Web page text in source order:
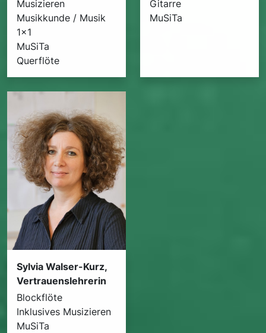
Musizieren
Musikkunde / Musik
1x1
MuSiTa
Querflöte
Gitarre
MuSiTa
Sylvia Walser-Kurz,
Vertrauenslehrerin
Blockflöte
Inklusives Musizieren
MuSiTa